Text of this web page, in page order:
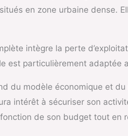
en zone urbaine dense.
intègre la perte
est particulièrement adaptée
du modèle économique et
intérêt à sécuriser son
de son budget tout en